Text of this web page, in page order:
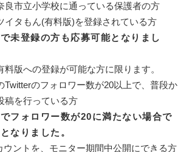
良市立小学校に通っている保護者の方
イタもん(有料版)を登録されている方
未登録の方も応募可能となりまし
版への登録が可能な方に限ります。
Twitterのフォロワー数が20以上で、普段か
稿を行っている方
フォロワー数が20に満たない場合で
なりました。
ウントを、モニター期間中公開にできる方